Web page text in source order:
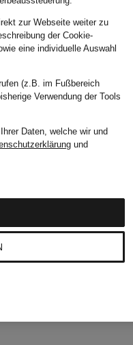
zur Webseite weiter zu
der Cookie-
eine individuelle Auswahl
(z.B. im Fußbereich
Verwendung der Tools
Daten, welche wir und
und